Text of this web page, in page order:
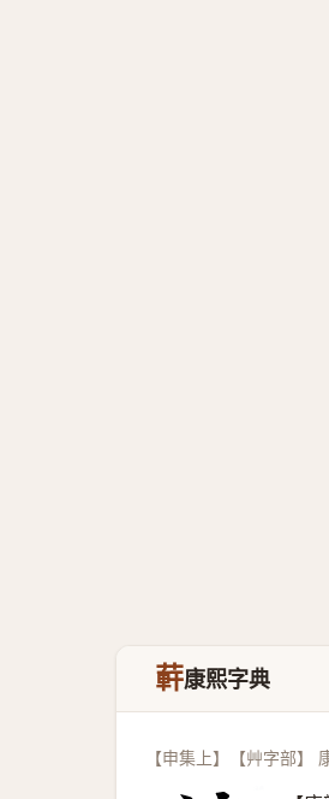
蓒康熙字典
【申集上】【艸字部】